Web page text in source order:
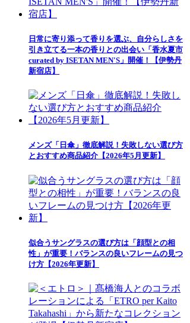
日常に寄り添って香りを選ぶ、自分らしさを
引き立てる一本の香りとの出会い「香水夏市
curated by ISETAN MEN'S」開催！【伊勢丹
新宿店】
メンズ「日傘」徹底解説！失敗しない選び方
とおすすめ商品紹介【2026年5月更新】
似合うサングラスの選び方は「顔型との相
性」が重要！バランスの良いフレームの見つ
け方【2026年更新】